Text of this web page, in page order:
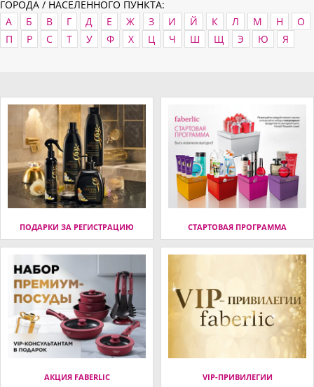
ГОРОДА / НАСЕЛЕННОГО ПУНКТА:
А
Б В Г Д Е Ж З И Й К Л М Н
О
П
Р С Т У Ф Х Ц Ч Ш Щ Э Ю Я
ПОДАРКИ ЗА РЕГИСТРАЦИЮ СТАРТОВАЯ ПРОГРАММА
АКЦИЯ FABERLIC VIP-ПРИВИЛЕГИИ